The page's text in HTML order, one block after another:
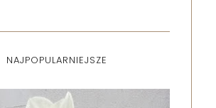
NAJPOPULARNIEJSZE